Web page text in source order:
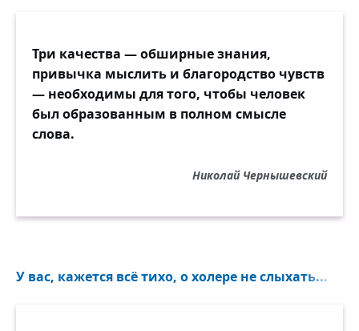
Три качества — обширные знания,
привычка мыслить и благородство чувств
— необходимы для того, чтобы человек
был образованным в полном смысле
слова.
Николай Чернышевский
У вас, кажется всё тихо, о холере не слыхать...